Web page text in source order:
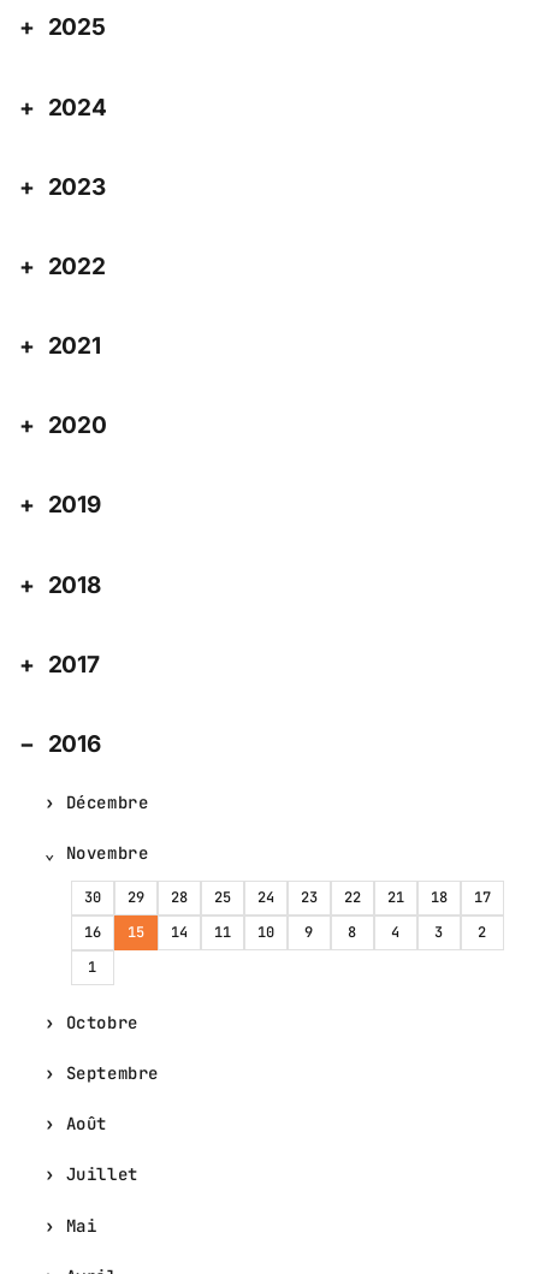
2025
2024
2023
2022
2021
2020
2019
2018
2017
2016
Décembre
Novembre
30 29 28 25 24 23 22 21 18
17
16
15 14 11 10 9 8 4 3
2
1
Octobre
Septembre
Août
Juillet
Mai